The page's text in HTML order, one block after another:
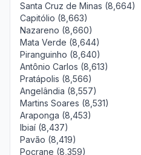
Santa Cruz de Minas (8,664)
Capitólio (8,663)
Nazareno (8,660)
Mata Verde (8,644)
Piranguinho (8,640)
Antônio Carlos (8,613)
Pratápolis (8,566)
Angelândia (8,557)
Martins Soares (8,531)
Araponga (8,453)
Ibiaí (8,437)
Pavão (8,419)
Pocrane (8,359)